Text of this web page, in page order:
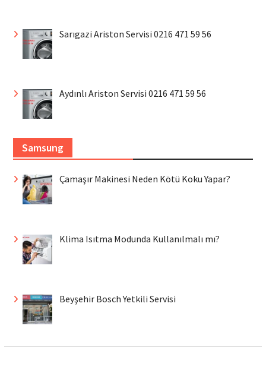
Sarıgazi Ariston Servisi 0216 471 59 56
Aydınlı Ariston Servisi 0216 471 59 56
Samsung
Çamaşır Makinesi Neden Kötü Koku Yapar?
Klima Isıtma Modunda Kullanılmalı mı?
Beyşehir Bosch Yetkili Servisi